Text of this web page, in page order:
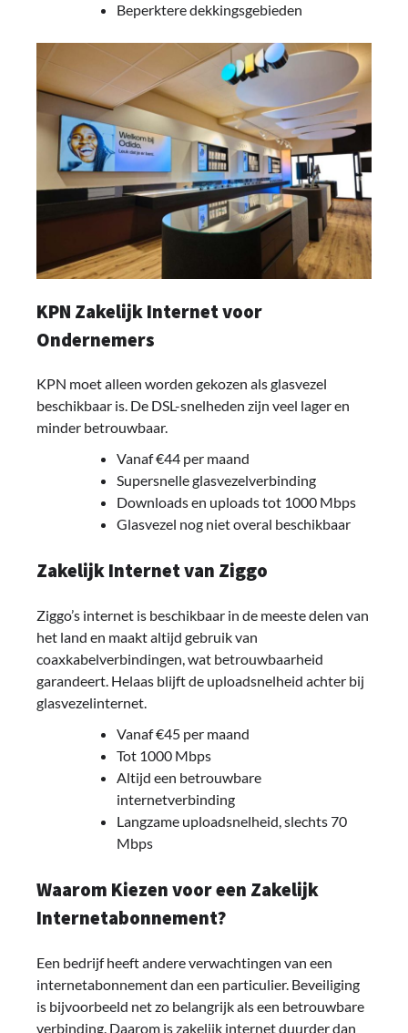
Beperktere dekkingsgebieden
KPN Zakelijk Internet voor
Ondernemers
KPN moet alleen worden gekozen als glasvezel
beschikbaar is. De DSL-snelheden zijn veel lager en
minder betrouwbaar.
Vanaf €44 per maand
Supersnelle glasvezelverbinding
Downloads en uploads tot 1000 Mbps
Glasvezel nog niet overal beschikbaar
Zakelijk Internet van Ziggo
Ziggo’s internet is beschikbaar in de meeste delen van
het land en maakt altijd gebruik van
coaxkabelverbindingen, wat betrouwbaarheid
garandeert. Helaas blijft de uploadsnelheid achter bij
glasvezelinternet.
Vanaf €45 per maand
Tot 1000 Mbps
Altijd een betrouwbare
internetverbinding
Langzame uploadsnelheid, slechts 70
Mbps
Waarom Kiezen voor een Zakelijk
Internetabonnement?
Een bedrijf heeft andere verwachtingen van een
internetabonnement dan een particulier. Beveiliging
is bijvoorbeeld net zo belangrijk als een betrouwbare
verbinding. Daarom is zakelijk internet duurder dan